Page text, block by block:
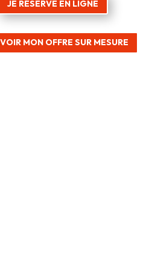
JE RÉSERVE EN LIGNE
MON OFFRE SUR MESURE